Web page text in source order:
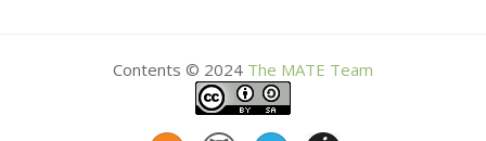
Contents © 2024 The MATE Team